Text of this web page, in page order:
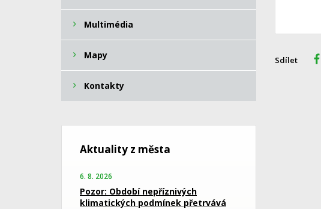
Sdílet
Multimédia
Mapy
Kontakty
Aktuality z města
6. 8. 2026
Pozor: Období nepříznivých
klimatických podmínek přetrvává